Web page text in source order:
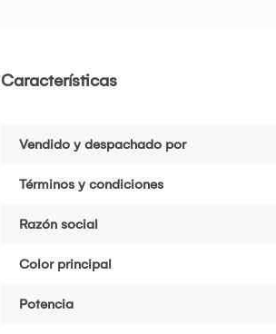
Características
Vendido y despachado por
Términos y condiciones
Razón social
Color principal
Potencia